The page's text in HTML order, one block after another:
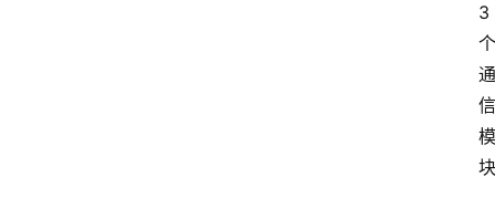
3
个
通
信
模
块